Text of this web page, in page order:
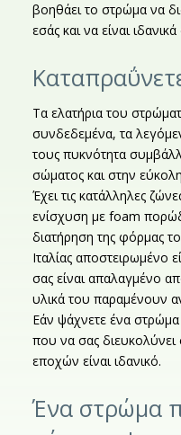
βοηθάει το στρώμα να
εσάς και να είναι
Τα ελατήρια του
συνδεδεμένα, τα
τους πυκνότητα
σώματος και στην
Έχει τις κατάλληλες
ενίσχυση με foam
διατήρηση της φόρμας
Ιταλίας αποστειρωμένο
σας είναι απαλαγμένο
υλικά του παραμένουν
Εάν ψάχνετε ένα
που να σας
εποχών είναι ιδανικό.
Ένα στρώμα